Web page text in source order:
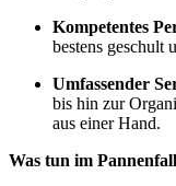
Kompetentes
bestens geschult
Umfassender
bis hin zur
aus einer Hand.
Was tun im